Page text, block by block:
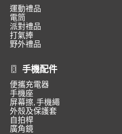
運動禮品
電筒
派對禮品
打氣捧
野外禮品
手機配件
便攜充電器
手機座
屏幕擦, 手機繩
外殼及保護套
自拍桿
廣角鏡